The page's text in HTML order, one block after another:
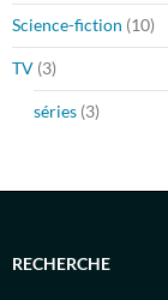
Science-fiction (10)
TV (3)
séries (3)
RECHERCHE